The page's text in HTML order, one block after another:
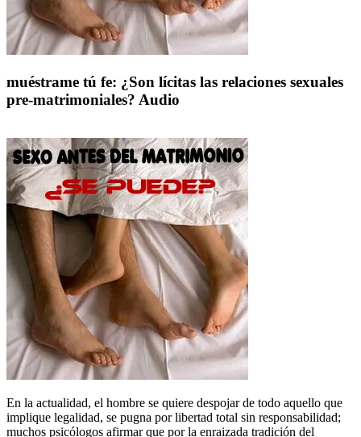
muéstrame tú fe: ¿Son lícitas las relaciones sexuales
pre-matrimoniales? Audio
En la actualidad, el hombre se quiere despojar de todo aquello que
implique legalidad, se pugna por libertad total sin responsabilidad;
muchos psicólogos afirmar que por la enraizada tradición del